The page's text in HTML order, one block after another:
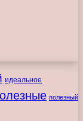
идеальное
полезный